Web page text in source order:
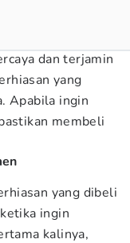
dan terjamin
yang
Apabila ingin
membeli
yang dibeli
ingin
kalinya,